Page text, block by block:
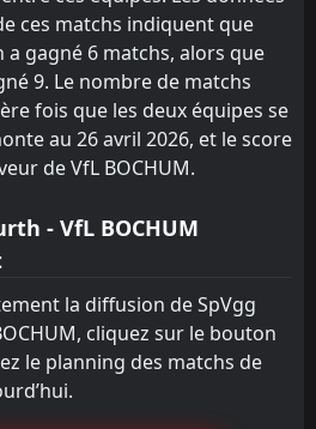
L
ces matchs indiquent que
gagné 6 matchs, alors que
9. Le nombre de matchs
fois que les deux équipes se
au 26 avril 2026, et le score
de VfL BOCHUM.
- VfL BOCHUM
la diffusion de SpVgg
cliquez sur le bouton
le planning des matchs de